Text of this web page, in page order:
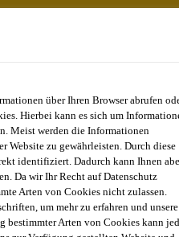
Sikafloor®-262 AS N
262
über Ihren Browser abrufen
Hierbei kann es sich um
Meist werden die Informationen
Website zu gewährleisten. Durch diese
identifiziert. Dadurch kann Ihnen
Da wir Ihr Recht auf Datenschutz
Arten von Cookies nicht zulassen.
um mehr zu erfahren und unsere
bestimmter Arten von Cookies kann